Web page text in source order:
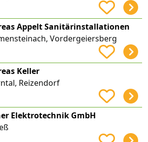
Appelt Sanitärinstallationen
Vordergeiersberg
Keller
Reizendorf
Elektrotechnik GmbH